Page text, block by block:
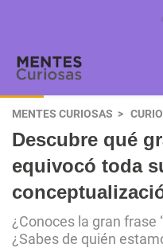
MENTES CURIOSAS
Descubre qué
equivocó toda
¿Conoces la gran frase
¿Sabes de quién